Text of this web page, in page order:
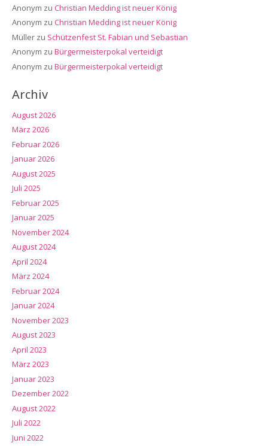
Anonym zu Christian Medding ist neuer König
Anonym zu Christian Medding ist neuer König
Müllerzu Schützenfest St. Fabian und Sebastian
Anonym zu Bürgermeisterpokal verteidigt
Anonym zu Bürgermeisterpokal verteidigt
Archiv
August 2026
März 2026
Februar 2026
Januar 2026
August 2025
Juli 2025
Februar 2025
Januar 2025
November 2024
August 2024
April 2024
März 2024
Februar 2024
Januar 2024
November 2023
August 2023
April 2023
März 2023
Januar 2023
Dezember 2022
August 2022
Juli 2022
Juni 2022